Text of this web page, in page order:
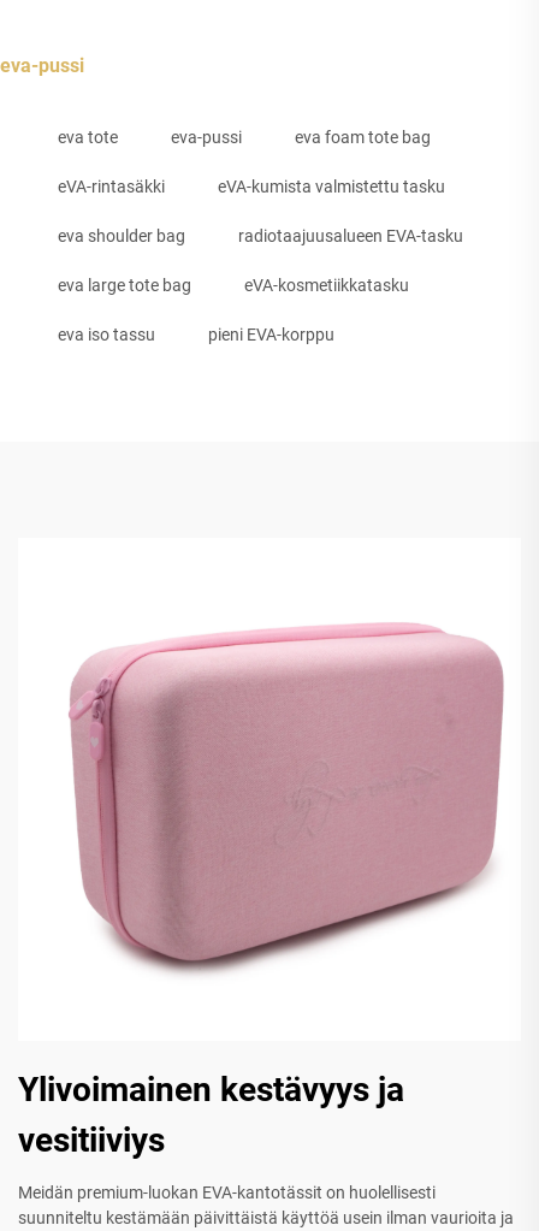
eva-pussi
eva tote eva-pussi eva foam tote bag
eVA-rintasäkki eVA-kumista valmistettu tasku
eva shoulder bag radiotaajuusalueen EVA-tasku
eva large tote bag eVA-kosmetiikkatasku
eva iso tassu pieni EVA-korppu
Ylivoimainen kestävyys ja
vesitiiviys
Meidän premium-luokan EVA-kantotässit on huolellisesti
suunniteltu kestämään päivittäistä käyttöä usein ilman vaurioita ja